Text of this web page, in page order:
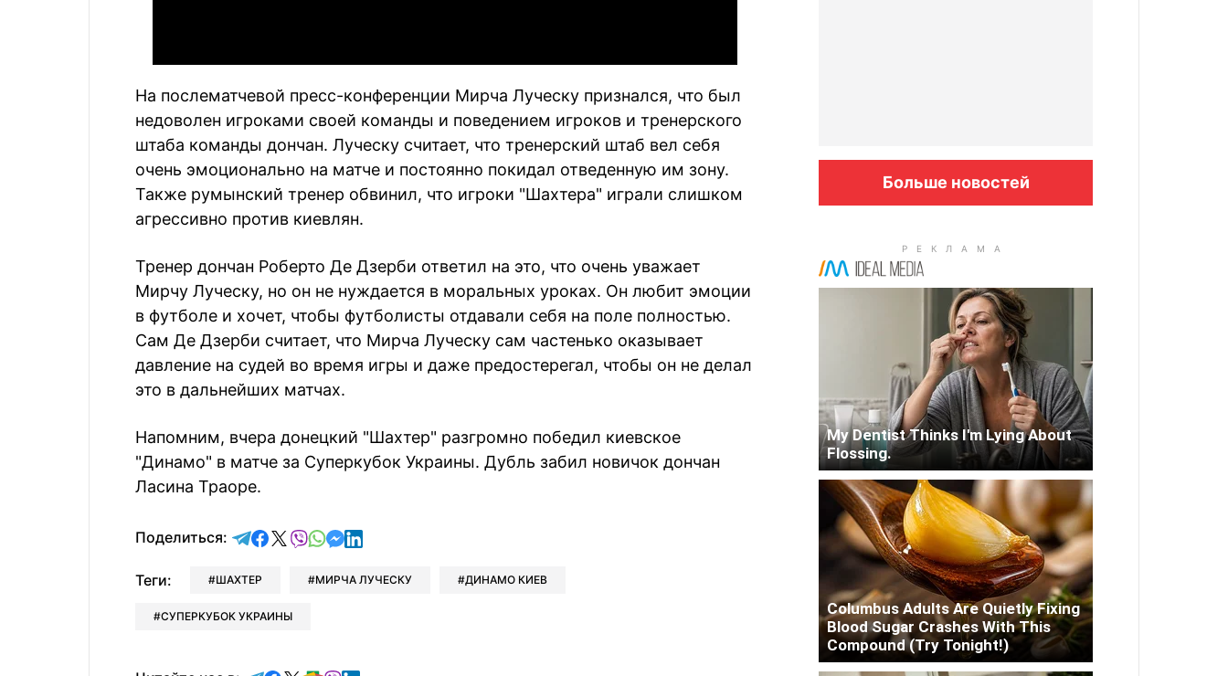
На послематчевой пресс-конференции Мирча Луческу признался, что был
недоволен игроками своей команды и поведением игроков и тренерского
штаба команды дончан. Луческу считает, что тренерский штаб вел себя
очень эмоционально на матче и постоянно покидал отведенную им зону.
Также румынский тренер обвинил, что игроки "Шахтера" играли слишком
агрессивно против киевлян.
Тренер дончан Роберто Де Дзерби ответил на это, что очень уважает
Мирчу Луческу, но он не нуждается в моральных уроках. Он любит эмоции
в футболе и хочет, чтобы футболисты отдавали себя на поле полностью.
Сам Де Дзерби считает, что Мирча Луческу сам частенько оказывает
давление на судей во время игры и даже предостерегал, чтобы он не делал
это в дальнейших матчах.
Напомним, вчера донецкий "Шахтер" разгромно победил киевское
"Динамо" в матче за Суперкубок Украины. Дубль забил новичок дончан
Ласина Траоре.
Поделиться: отправить в Telegram
поделиться в Facebook
поделиться в X
отправить в Viber
отправить в Whatsapp
отправить в Messenger
отправить в LinkedIn
Теги: ШАХТЕР МИРЧА ЛУЧЕСКУ ДИНАМО КИЕВ
СУПЕРКУБОК УКРАИНЫ
Больше новостей